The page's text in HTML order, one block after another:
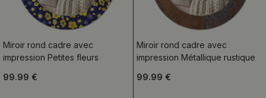
Miroir rond cadre avec
impression Petites fleurs
99.99 €
Miroir rond cadre avec
impression Métallique rustique
99.99 €